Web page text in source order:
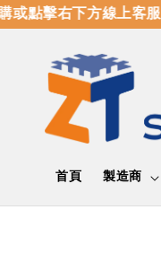
點擊右下方線上客服
首頁 製造商